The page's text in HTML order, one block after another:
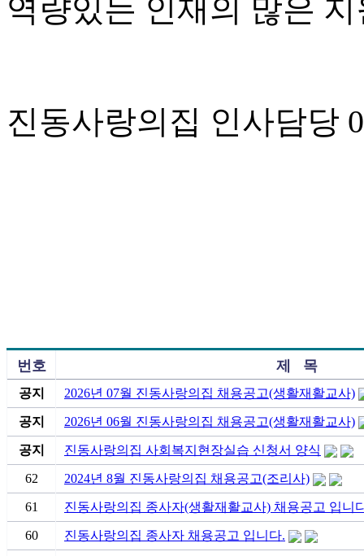
역량있는 인재의 많은
진동사랑의집 인사담당
번호 제 목
공지 2026년 07월 진동사랑의집 채용공고(생활재활교사)
공지 2026년 06월 진동사랑의집 채용공고(생활재활교사)
공지 진동사랑의집 사회복지현장실습 신청서 양식
62 2024년 8월 진동사랑의집 채용공고(조리사)
61 진동사랑의집 종사자(생활재활교사) 채용공고 입니
60 진동사랑의집 종사자 채용공고 입니다.